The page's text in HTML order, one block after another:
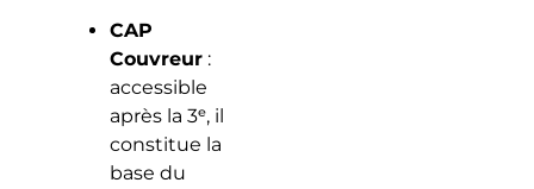
CAP
Couvreur:
accessible
après la 3ᵉ, il
constitue la
base du